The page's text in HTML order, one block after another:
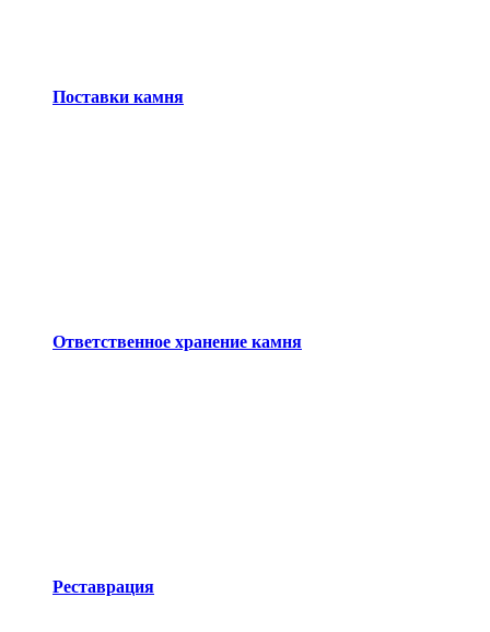
Поставки камня
Ответственное хранение камня
Реставрация